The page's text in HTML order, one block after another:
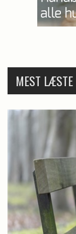
MEST LÆSTE